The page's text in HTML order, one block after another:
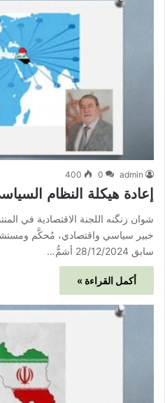
admin
0
400
إعادة هيكلة النظام
شوان زنگنه اللجنة الاقتصادية في
خبير سياسي واقتصادي، مُحكَّم
سابق 28/12/2024 أشمُّ…
أكمل القراءة »